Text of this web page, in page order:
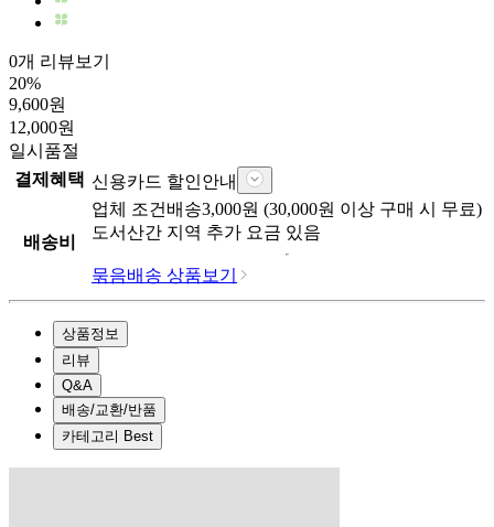
0개 리뷰보기
20%
9,600원
12,000원
일시품절
결제혜택 신용카드 할인안내
배송비
업체 조건배송3,000원 (30,000원 이상 구매 시 무료)
도서산간 지역 추가 요금 있음
묶음배송 상품보기
상품정보
리뷰
Q&A
배송/교환/반품
카테고리 Best